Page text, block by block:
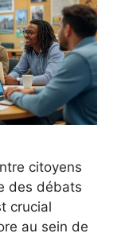
citoyens
des débats
crucial
au sein de